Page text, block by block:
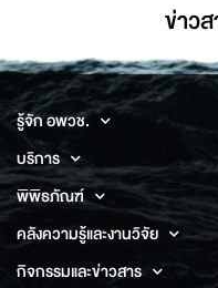
ข่าว
รู้จัก อพวช.
บริการ
พิพิธภัณฑ์
คลังความรู้และงานวิจัย
กิจกรรมและข่าวสาร